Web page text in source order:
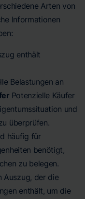
Arten von
Informationen
enthält
Belastungen an
Potenzielle Käufer
und
überprüfen.
häufig für
benötigt,
zu belegen.
Auszug, der die
enthält, um die